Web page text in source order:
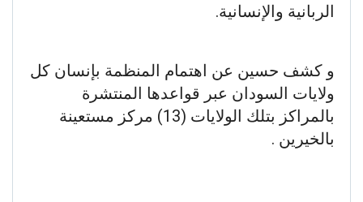
الربانية والإنسانية.
و كشف حسين عن اهتمام المنظمة بإنسان كل
ولايات السودان عبر قواعدها المنتشرة
بالمراكز بتلك الولايات (13) مركز مستعينة
بالخيرين .